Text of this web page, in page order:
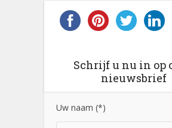
Schrijf u nu in op
nieuwsbrief
Uw naam (*)